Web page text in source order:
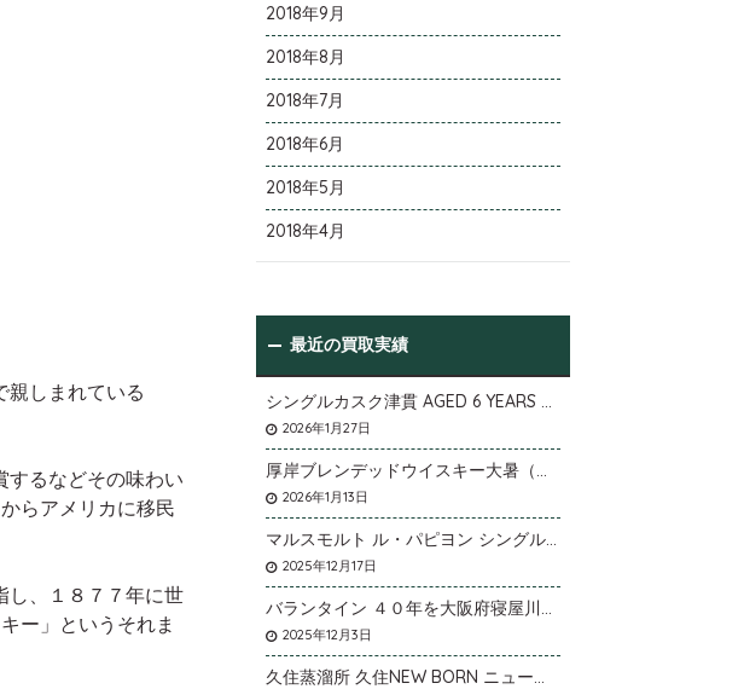
親しまれている
するなどその味わい
らアメリカに移民
し、１８７７年に世
ー」というそれま
2018年9月
2018年8月
2018年7月
2018年6月
2018年5月
2018年4月
最近の買取実績
シングルカスク津貫 AGED 6 YEARS Cask No.T12を大阪府枚方市のお客様より店頭買取いたしました。
2026年1月27日
厚岸ブレンデッドウイスキー大暑（たいしょ）を大阪府寝屋川市のお客様より店頭買取いたしました。
2026年1月13日
マルスモルト ル・パピヨン シングルカスク アイノミドリシジミを大阪府枚方市のお客様より店頭買取いたしました。
2025年12月17日
バランタイン ４０年を大阪府寝屋川市のお客様より店頭買取いたしました。
2025年12月3日
久住蒸溜所 久住NEW BORN ニューボーンを石川県石川市のお客様より宅配買取いたしました。